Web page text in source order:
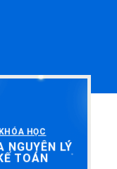
KHÓA HỌC
NGUYÊN LÝ
TOÁN